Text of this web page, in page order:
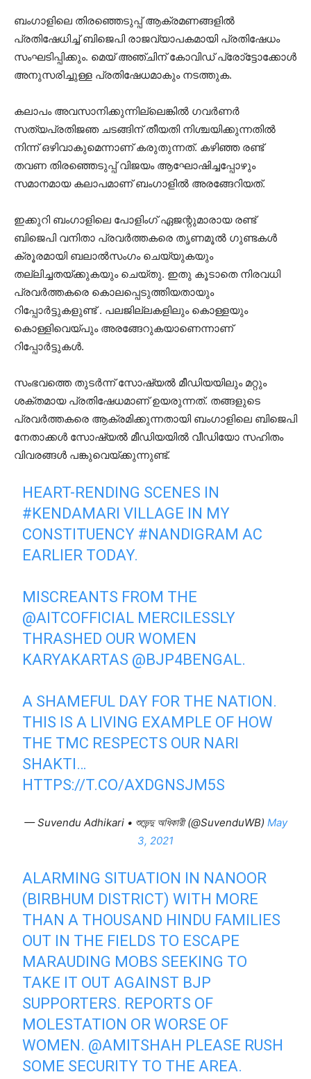
ബംഗാളിലെ തിരഞ്ഞെടുപ്പ് ആക്രമണങ്ങളില്‍
പ്രതിഷേധിച്ച് ബിജെപി രാജവ്യാപകമായി പ്രതിഷേധം
സംഘടിപ്പിക്കും. മെയ് അഞ്ചിന് കോവിഡ് പ്രോ്‌ട്ടോക്കോള്‍
അനുസരിച്ചുള്ള പ്രതിഷേധമാകും നടത്തുക.
കലാപം അവസാനിക്കുന്നില്ലെങ്കില്‍ ഗവര്‍ണര്‍
സത്യപ്രതിജഞ ചടങ്ങിന് തീയതി നിശ്ചയിക്കുന്നതില്‍
നിന്ന് ഒഴിവാകുമെന്നാണ് കരുതുന്നത്. കഴിഞ്ഞ രണ്ട്
തവണ തിരഞ്ഞെടുപ്പ് വിജയം ആഘോഷിച്ചപ്പോഴും
സമാനമായ കലാപമാണ് ബംഗാളില്‍ അരങ്ങേറിയത്.
ഇക്കുറി ബംഗാളിലെ പോളിംഗ് ഏജന്റുമാരായ രണ്ട്
ബിജെപി വനിതാ പ്രവര്‍ത്തകരെ തൃണമൂല്‍ ഗുണ്ടകള്‍
ക്രൂരമായി ബലാല്‍സംഗം ചെയ്യുകയും
തല്ലിച്ചതയ്ക്കുകയും ചെയ്തു. ഇതു കൂടാതെ നിരവധി
പ്രവര്‍ത്തകരെ കൊലപ്പെടുത്തിയതായും
റിപ്പോര്‍ട്ടുകളുണ്ട് . പലജില്ലകളിലും കൊള്ളയും
കൊള്ളിവെയ്പും അരങ്ങേറുകയാണെന്നാണ്
റിപ്പോര്‍ട്ടുകള്‍.
സംഭവത്തെ തുടര്‍ന്ന് സോഷ്യല്‍ മീഡിയയിലും മറ്റും
ശക്തമായ പ്രതിഷേധമാണ് ഉയരുന്നത്. തങ്ങളുടെ
പ്രവര്‍ത്തകരെ ആക്രമിക്കുന്നതായി ബംഗാളിലെ ബിജെപി
നേതാക്കള്‍ സോഷ്യല്‍ മീഡിയയില്‍ വീഡിയോ സഹിതം
വിവരങ്ങള്‍ പങ്കുവെയ്ക്കുന്നുണ്ട്.
HEART-RENDING SCENES IN
#KENDAMARI VILLAGE IN MY
CONSTITUENCY #NANDIGRAM AC
EARLIER TODAY.
MISCREANTS FROM THE
@AITCOFFICIAL MERCILESSLY
THRASHED OUR WOMEN
KARYAKARTAS @BJP4BENGAL.
A SHAMEFUL DAY FOR THE NATION.
THIS IS A LIVING EXAMPLE OF HOW
THE TMC RESPECTS OUR NARI
SHAKTI…
HTTPS://T.CO/AXDGNSJM5S
— Suvendu Adhikari • শুভেন্দু অধিকারী (@SuvenduWB) May
3, 2021
ALARMING SITUATION IN NANOOR
(BIRBHUM DISTRICT) WITH MORE
THAN A THOUSAND HINDU FAMILIES
OUT IN THE FIELDS TO ESCAPE
MARAUDING MOBS SEEKING TO
TAKE IT OUT AGAINST BJP
SUPPORTERS. REPORTS OF
MOLESTATION OR WORSE OF
WOMEN. @AMITSHAH PLEASE RUSH
SOME SECURITY TO THE AREA.